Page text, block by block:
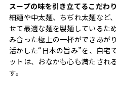
スープの味を引き立てるこだわ
細麺や中太麺、ちぢれ太麺など
せて最適な麺を製麺しているた
み合った極上の一杯ができあが
活かした“日本の旨み”を、自宅
ットは、おなかも心も満たされ
す。